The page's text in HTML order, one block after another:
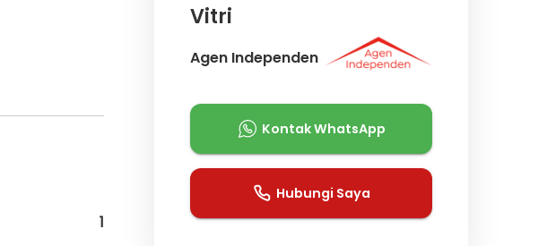
1
Vitri
Agen Independen
Kontak WhatsApp
Hubungi Saya